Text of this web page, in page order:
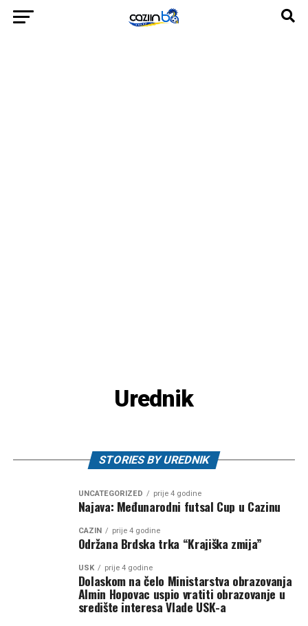
Urednik
STORIES BY UREDNIK
UNCATEGORIZED prije 4 godine
Najava: Međunarodni futsal Cup u Cazinu
CAZIN prije 4 godine
Održana Brdska trka “Krajiška zmija”
USK prije 4 godine
Dolaskom na čelo Ministarstva obrazovanja
Almin Hopovac uspio vratiti obrazovanje u
središte interesa Vlade USK-a